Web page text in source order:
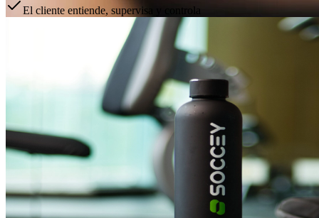
El cliente entiende, supervisa y controla